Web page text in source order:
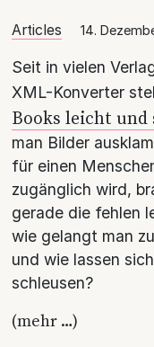
Articles 14.
Seit in vielen
XML-Konverter
Books leicht
man Bilder
für einen
zugänglich wird,
gerade die fehlen
wie gelangt man
und wie lassen
schleusen?
(mehr …)